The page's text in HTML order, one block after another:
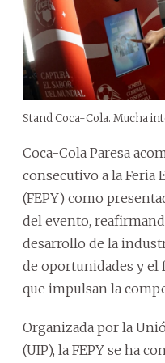
Stand Coca-Cola. Mucha
Coca-Cola Paresa
consecutivo a la Feria
(FEPY) como
del evento,
desarrollo de la
de oportunidades y el
que impulsan la
Organizada por la
(UIP), la FEPY se ha